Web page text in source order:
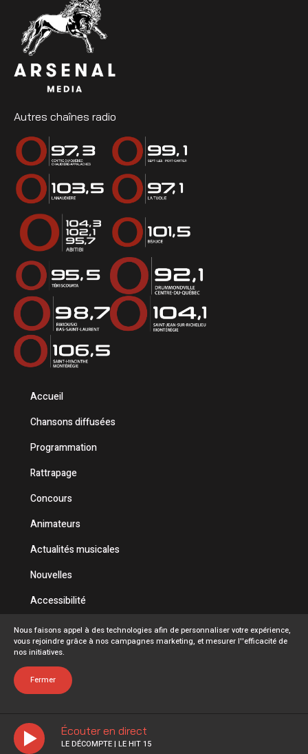
Écouter en direct
LE DÉCOMPTE | LE HIT 15
Autres chaînes radio
Accueil
Chansons diffusées
Programmation
Rattrapage
Concours
Animateurs
Actualités musicales
Nouvelles
Accessibilité
Politique de confidentialité
Conditions d'utilisation
FAQ
Nous faisons appel à des technologies afin de personnaliser votre expérience,
vous rejoindre grâce à nos campagnes marketing, et mesurer l''efficacité de
nos initiatives.
Fermer